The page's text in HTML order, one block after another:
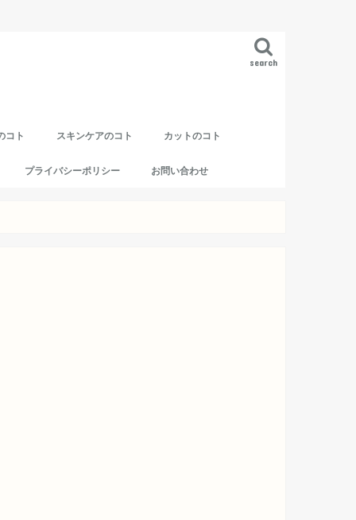
search
コト スキンケアのコト カットのコト
プライバシーポリシー お問い合わせ